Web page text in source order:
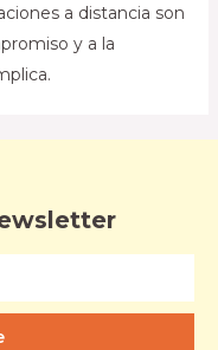
a distancia son
y a la